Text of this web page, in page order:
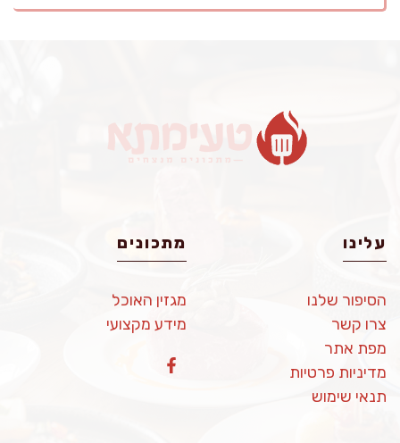
עלינו
הסיפור שלנו
צרו קשר
מפת אתר
מדיניות פרטיות
תנאי שימוש
מתכונים
מגזין האוכל
מידע מקצועי